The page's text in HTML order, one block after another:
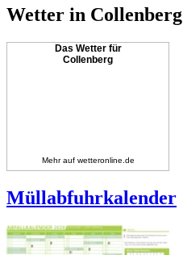
Wetter in Collenberg
Das Wetter für
Collenberg
Mehr auf wetteronline.de
Müllabfuhrkalender